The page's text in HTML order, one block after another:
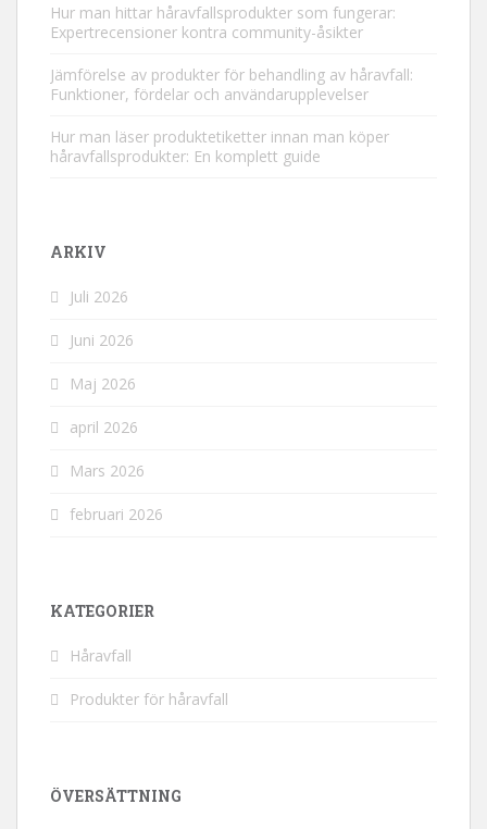
Hur man hittar håravfallsprodukter som fungerar:
Expertrecensioner kontra community-åsikter
Jämförelse av produkter för behandling av håravfall:
Funktioner, fördelar och användarupplevelser
Hur man läser produktetiketter innan man köper
håravfallsprodukter: En komplett guide
ARKIV
Juli 2026
Juni 2026
Maj 2026
april 2026
Mars 2026
februari 2026
KATEGORIER
Håravfall
Produkter för håravfall
ÖVERSÄTTNING